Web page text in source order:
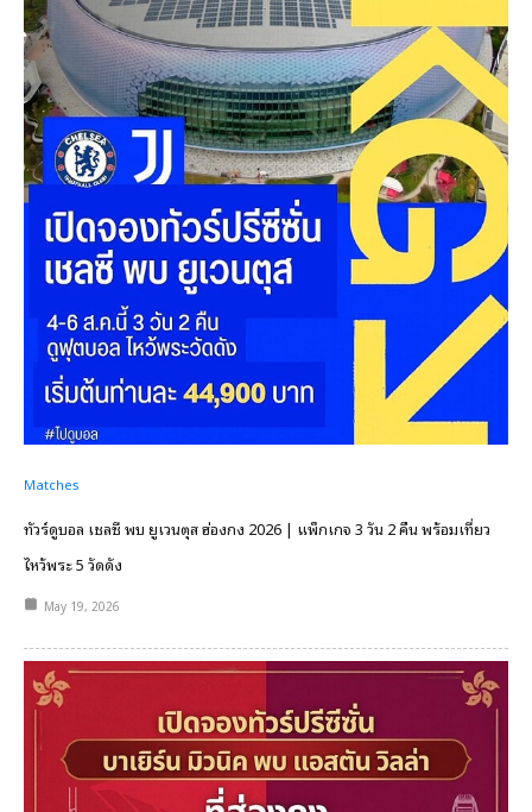
Matches
ทัวร์ดูบอล เชลซี พบ ยูเวนตุส ฮ่องกง 2026 | แพ็กเกจ 3 วัน 2 คืน พร้อมเที่ยว
ไหว้พระ 5 วัดดัง
May 19, 2026